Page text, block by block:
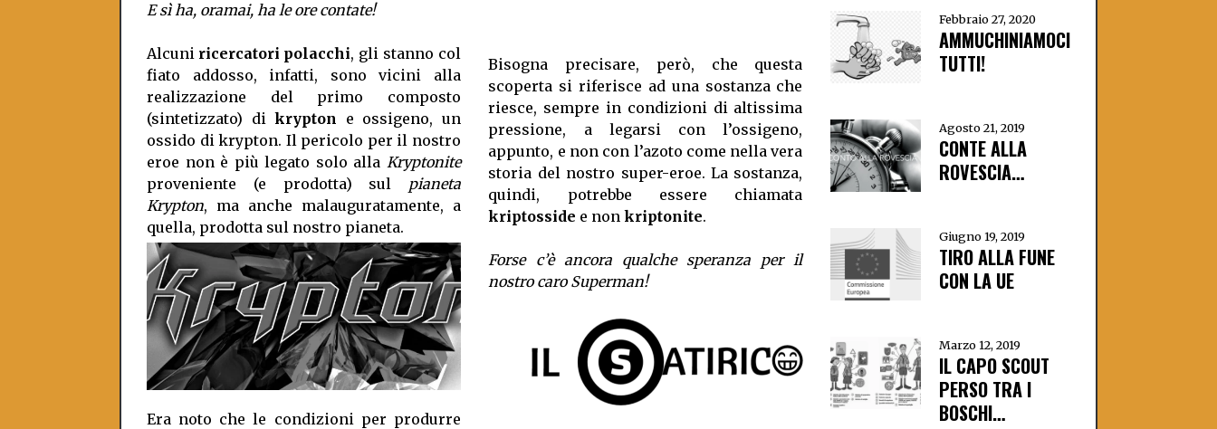
E sì ha, oramai, ha le ore contate!
Alcuni ricercatori polacchi, gli stanno col
fiato addosso, infatti, sono vicini alla
realizzazione del primo composto
(sintetizzato) di krypton e ossigeno, un
ossido di krypton. Il pericolo per il nostro
eroe non è più legato solo alla Kryptonite
proveniente (e prodotta) sul pianeta
Krypton, ma anche malauguratamente, a
quella, prodotta sul nostro pianeta.
Era noto che le condizioni per produrre
Bisogna precisare, però, che questa
scoperta si riferisce ad una sostanza che
riesce, sempre in condizioni di altissima
pressione, a legarsi con l’ossigeno,
appunto, e non con l’azoto come nella vera
storia del nostro super-eroe. La sostanza,
quindi, potrebbe essere chiamata
kriptosside e nonkriptonite.
Forse c’è ancora qualche speranza per il
nostro caro Superman!
Febbraio 27, 2020
AMMUCHINIAMOCI
TUTTI!
Agosto 21, 2019
CONTE ALLA
ROVESCIA…
Giugno 19, 2019
TIRO ALLA FUNE
CON LA UE
Marzo 12, 2019
IL CAPO SCOUT
PERSO TRA I
BOSCHI…